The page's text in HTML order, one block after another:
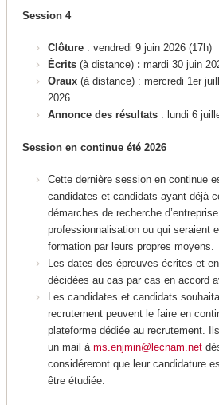
Session 4
Clôture : vendredi 9 juin 2026 (17h)
Écrits (à distance) : mardi 30 juin
Oraux (à distance) : mercredi 1er
2026
Annonce des résultats : lundi 6
Session en continue été 2026
Cette dernière session en continue
candidates et candidats ayant déjà
démarches de recherche
professionnalisation ou qui seraient
formation par leurs propres moyens.
Les dates des épreuves écrites et
décidées au cas par cas en accord
Les candidates et candidats
recrutement peuvent le faire en
plateforme dédiée au recrutement.
un mail à ms.enjmin@lecnam.net
considéreront que leur candidature
être étudiée.